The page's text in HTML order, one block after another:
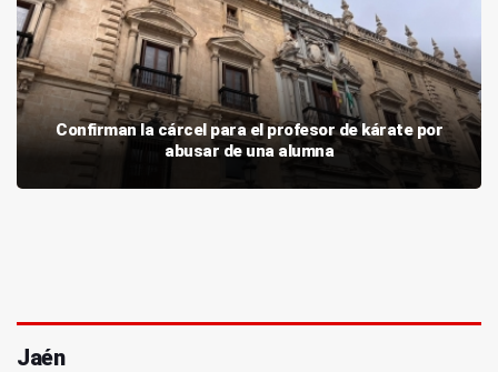
Confirman la cárcel para el profesor de kárate por
abusar de una alumna
Jaén